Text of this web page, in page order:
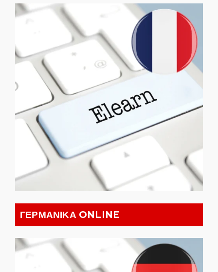
ΓΕΡΜΑΝΙΚΑ ONLINE